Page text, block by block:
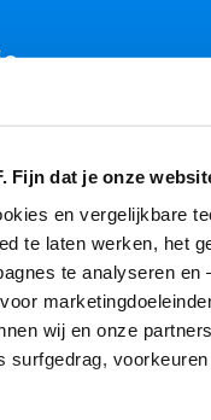
Fijn dat je onze
en vergelijkbare
te laten werken, het
te analyseren
wij en onze
surfgedrag,
je betrekt, hoe
jouw actiepagina
zoals Facebook,
en WhatsApp om
zijn je grootste
je verbazen uit